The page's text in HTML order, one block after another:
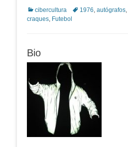
Categorias:
cibercultura Tags:1976, autógrafos,
craques, Futebol
Bio